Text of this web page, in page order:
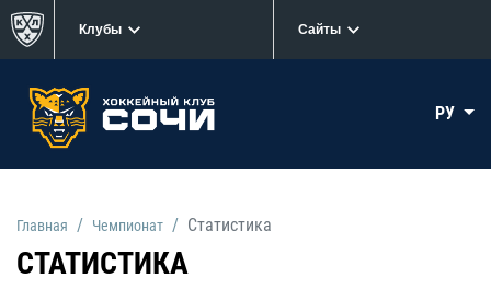
Клубы Сайты
РУ
Главная Чемпионат Статистика
СТАТИСТИКА